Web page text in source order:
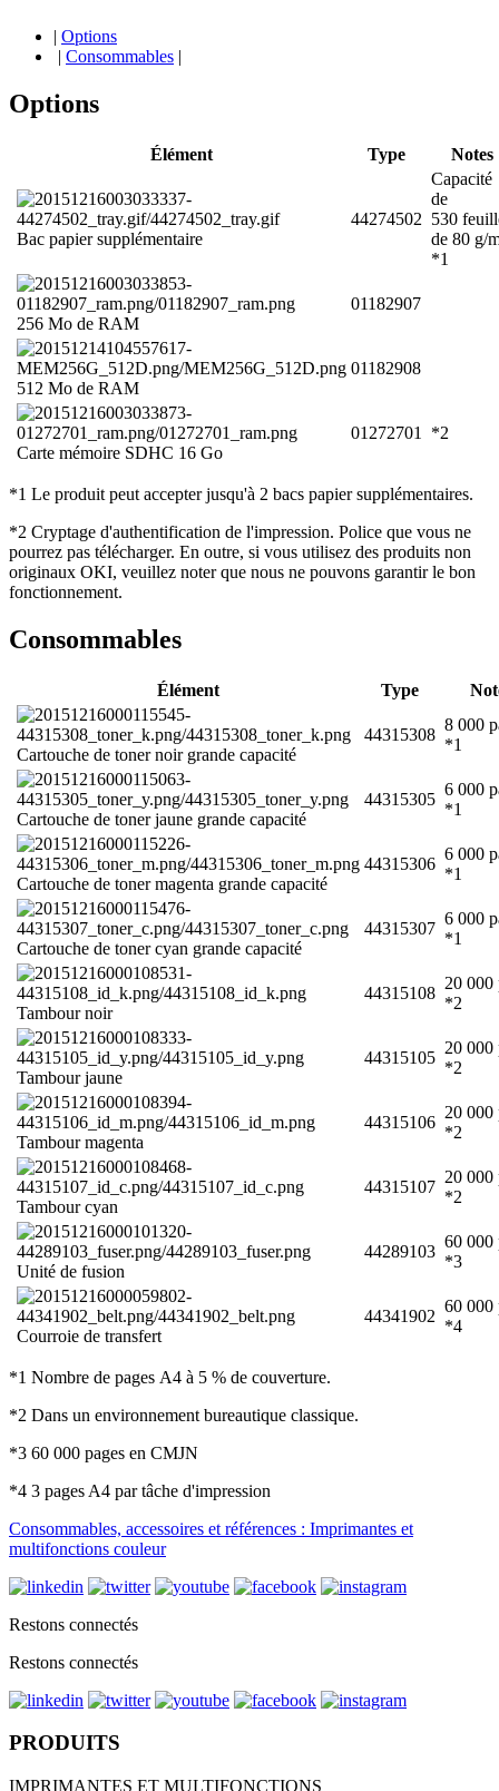
| Options
| Consommables |
Options
Élément Type Notes
Bac papier supplémentaire
44274502
Capacité
de
530
de 80 g/
*1
256 Mo de RAM
01182907
512 Mo de RAM
01182908
Carte mémoire SDHC 16 Go
01272701 *2
*1 Le produit peut accepter jusqu'à 2 bacs papier supplémentaires.
*2 Cryptage d'authentification de l'impression. Police que vous ne
pourrez pas télécharger. En outre, si vous utilisez des produits non
originaux OKI, veuillez noter que nous ne pouvons garantir le bon
fonctionnement.
Consommables
Élément Type
Cartouche de toner noir grande capacité
44315308
8 000
*1
Cartouche de toner jaune grande capacité
44315305
6 000
*1
Cartouche de toner magenta grande capacité
44315306
6 000
*1
Cartouche de toner cyan grande capacité
44315307
6 000
*1
Tambour noir
44315108
20 000
*2
Tambour jaune
44315105
20 000
*2
Tambour magenta
44315106
20 000
*2
Tambour cyan
44315107
20 000
*2
Unité de fusion
44289103
60 000
*3
Courroie de transfert
44341902
60 000
*4
*1 Nombre de pages A4 à 5 % de couverture.
*2 Dans un environnement bureautique classique.
*3 60 000 pages en CMJN
*4 3 pages A4 par tâche d'impression
Consommables, accessoires et références : Imprimantes et
multifonctions couleur
Restons connectés
Restons connectés
PRODUITS
IMPRIMANTES ET MULTIFONCTIONS